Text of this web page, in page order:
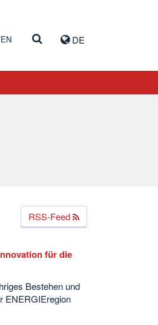
DE
RSS-Feed
für die
Bestehen und
ENERGIEregion